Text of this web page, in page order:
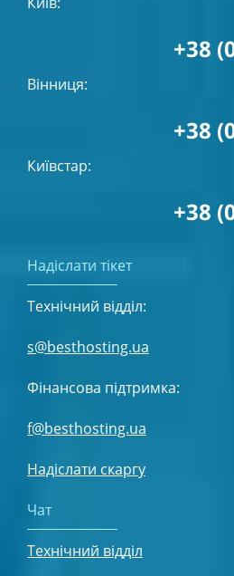
+38
Вінниця:
+38
Київстар:
+38
Надіслати тікет
Технічний відділ:
s@besthosting.ua
Фінансова підтримка:
f@besthosting.ua
Надіслати скаргу
Чат
Технічний відділ